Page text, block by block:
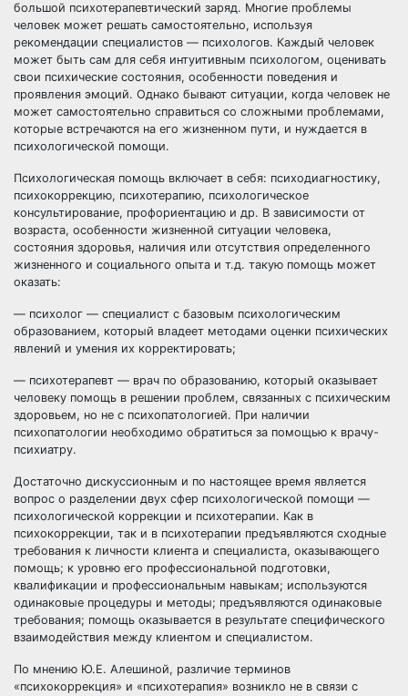
большой психотерапевтический заряд. Многие проблемы
человек может решать самостоятельно, используя
рекомендации специалистов — психологов. Каждый человек
может быть сам для себя интуитивным психологом, оценивать
свои психические состояния, особенности поведения и
проявления эмоций. Однако бывают ситуации, когда человек не
может самостоятельно справиться со сложными проблемами,
которые встречаются на его жизненном пути, и нуждается в
психологической помощи.
Психологическая помощь включает в себя: психодиагностику,
психокоррекцию, психотерапию, психологическое
консультирование, профориентацию и др. В зависимости от
возраста, особенности жизненной ситуации человека,
состояния здоровья, наличия или отсутствия определенного
жизненного и социального опыта и т.д. такую помощь может
оказать:
— психолог — специалист с базовым психологическим
образованием, который владеет методами оценки психических
явлений и умения их корректировать;
— психотерапевт — врач по образованию, который оказывает
человеку помощь в решении проблем, связанных с психическим
здоровьем, но не с психопатологией. При наличии
психопатологии необходимо обратиться за помощью к врачу-
психиатру.
Достаточно дискуссионным и по настоящее время является
вопрос о разделении двух сфер психологической помощи —
психологической коррекции и психотерапии. Как в
психокоррекции, так и в психотерапии предъявляются сходные
требования к личности клиента и специалиста, оказывающего
помощь; к уровню его профессиональной подготовки,
квалификации и профессиональным навыкам; используются
одинаковые процедуры и методы; предъявляются одинаковые
требования; помощь оказывается в результате специфического
взаимодействия между клиентом и специалистом.
По мнению Ю.Е. Алешиной, различие терминов
«психокоррекция» и «психотерапия» возникло не в связи с